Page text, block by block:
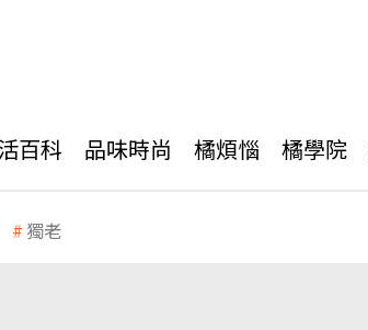
百科 品味時尚 橘煩惱 橘學院
獨老